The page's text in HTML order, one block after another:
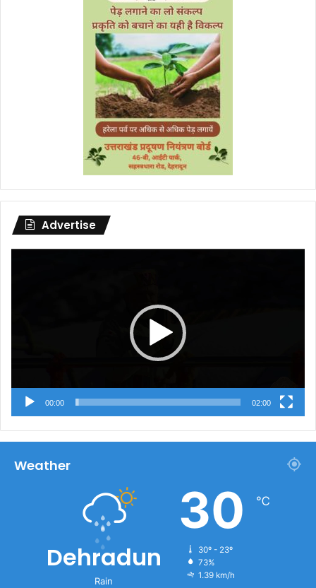
Advertise
00:00 02:00
Weather
Dehradun
Rain
30 ℃
30º - 23º
73%
1.39 km/h